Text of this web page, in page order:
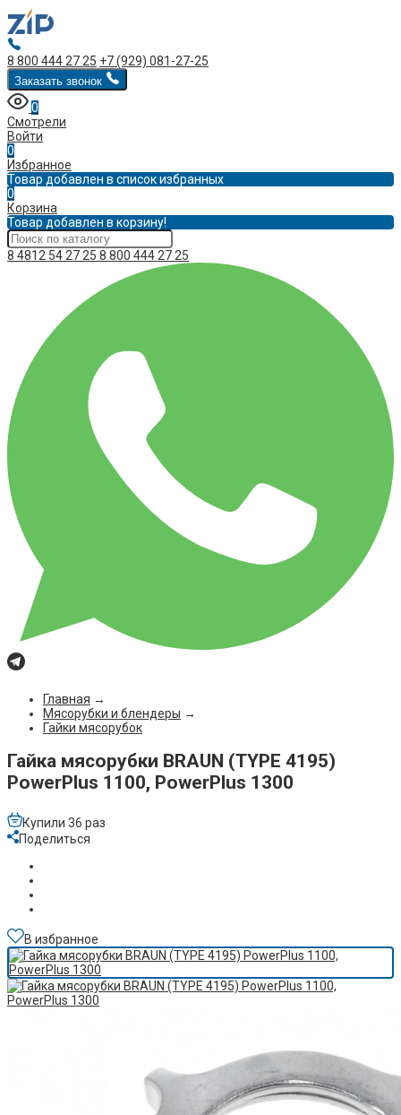
8 800 444 27 25 +7 (929) 081-27-25
Заказать звонок
0
Смотрели
Войти
0
Избранное
Товар добавлен в список избранных
0
Корзина
Товар добавлен в корзину!
8 4812 54 27 25 8 800 444 27 25
Главная →
Мясорубки и блендеры →
Гайки мясорубок
Гайка мясорубки BRAUN (TYPE 4195)
PowerPlus 1100, PowerPlus 1300
Купили 36 раз
Поделиться
В избранное